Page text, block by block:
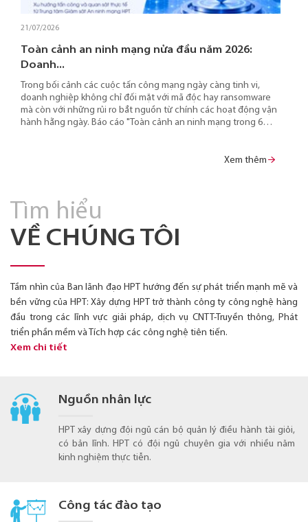
21/07/2026
Toàn cảnh an ninh mạng nửa đầu năm 2026:
Doanh...
Trong bối cảnh các cuộc tấn công mạng ngày càng tinh vi,
doanh nghiệp không chỉ đối mặt với mã độc hay ransomware
mà còn với những rủi ro bắt nguồn từ chính các hoạt động vận
hành hằng ngày. Báo cáo "Toàn cảnh an ninh mạng trong 6
dọa khai thác, đồng thời đưa ra những ưu tiên giúp doanh
Xem thêm
Tìm hiểu
VỀ CHÚNG TÔI
Tầm nhìn của Ban lãnh đạo HPT hướng đến sự phát triển mạnh mẽ và
bền vững của HPT: Xây dựng HPT trở thành công ty công nghệ hàng
đầu trong các lĩnh vực giải pháp, dịch vụ CNTT-Truyền thông, Phát
triển phần mềm và Tích hợp các công nghệ tiên tiến.
Xem chi tiết
Nguồn nhân lực
HPT xây dựng đội ngũ cán bộ quản lý điều hành tài giỏi,
có bản lĩnh. HPT có đội ngũ chuyên gia với nhiều năm
kinh nghiệm thực tiễn.
Công tác đào tạo